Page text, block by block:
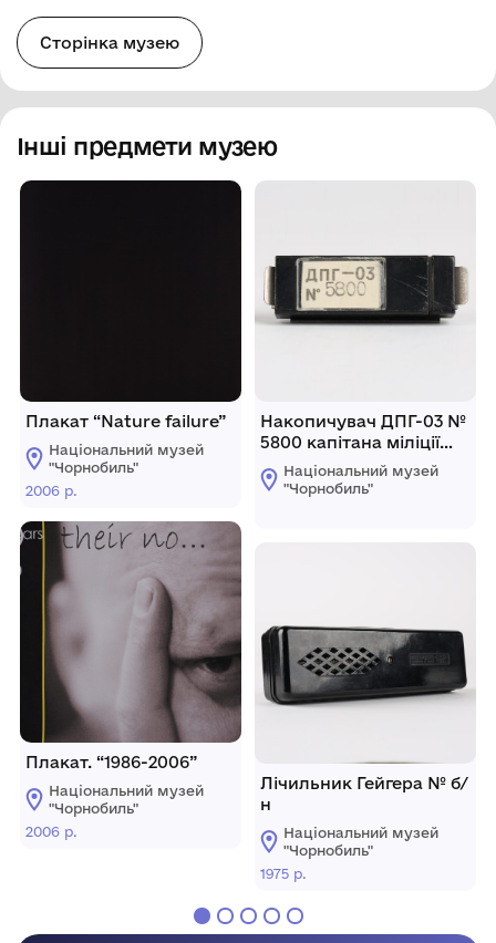
Сторінка музею
Інші предмети музею
Плакат “Nature failure”
Національний музей
"Чорнобиль"
2006 р.
Плакат. “1986-2006”
Національний музей
"Чорнобиль"
2006 р.
Накопичувач ДПГ-03 №
5800 капітана міліції
Дожіда Василя
Володимировича —
Національний музей
"Чорнобиль"
Лічильник Гейгера № б/
н
Національний музей
"Чорнобиль"
1975 р.